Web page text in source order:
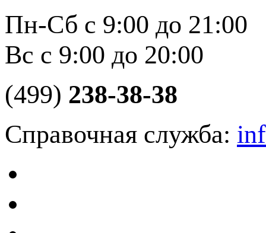
Пн-Сб с 9:00 до 21:00
Вс с 9:00 до 20:00
(499) 238-38-38
Справочная служба: